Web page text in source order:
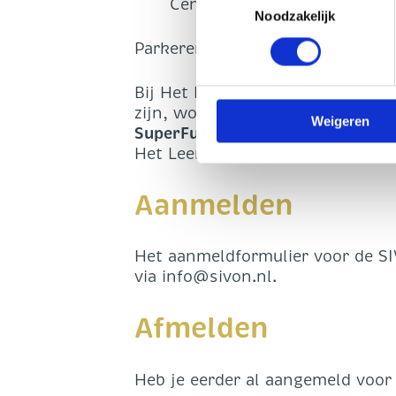
geplaatst als u hier
persoonsgegevens
op onze website.
Noodzakelijk
Weigeren
Centraal Station Amersfoort
Parkeren:
Bij Het Leerklooster zijn een
zijn, word je door het personeel
SuperFun
(Middelhoefseweg
Het Leerklooster brengen.
Aanmelden
Het aanmeldformulier voor de
via info@sivon.nl.
Afmelden
Heb je eerder al aangemeld